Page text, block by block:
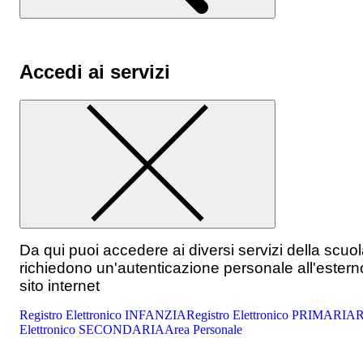
Accedi ai servizi
Da qui puoi accedere ai diversi servizi della
richiedono un'autenticazione personale
sito internet
Registro Elettronico INFANZIARegistro Elettronico PRIMARIA
Elettronico SECONDARIAArea Personale